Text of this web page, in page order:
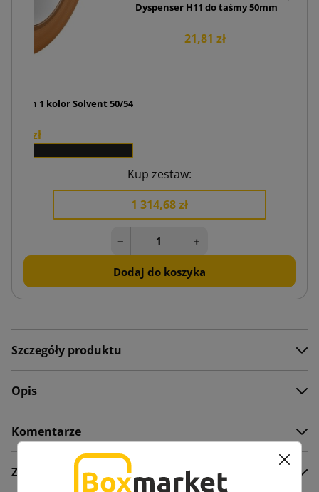
1 kolor Solvent 50/54
zł
Dyspenser H11 do taśmy 50mm
21,81 zł
Kup zestaw:
1 314,68 zł
− +
Dodaj do koszyka
Szczegóły produktu
Opis
Komentarze
Załączniki